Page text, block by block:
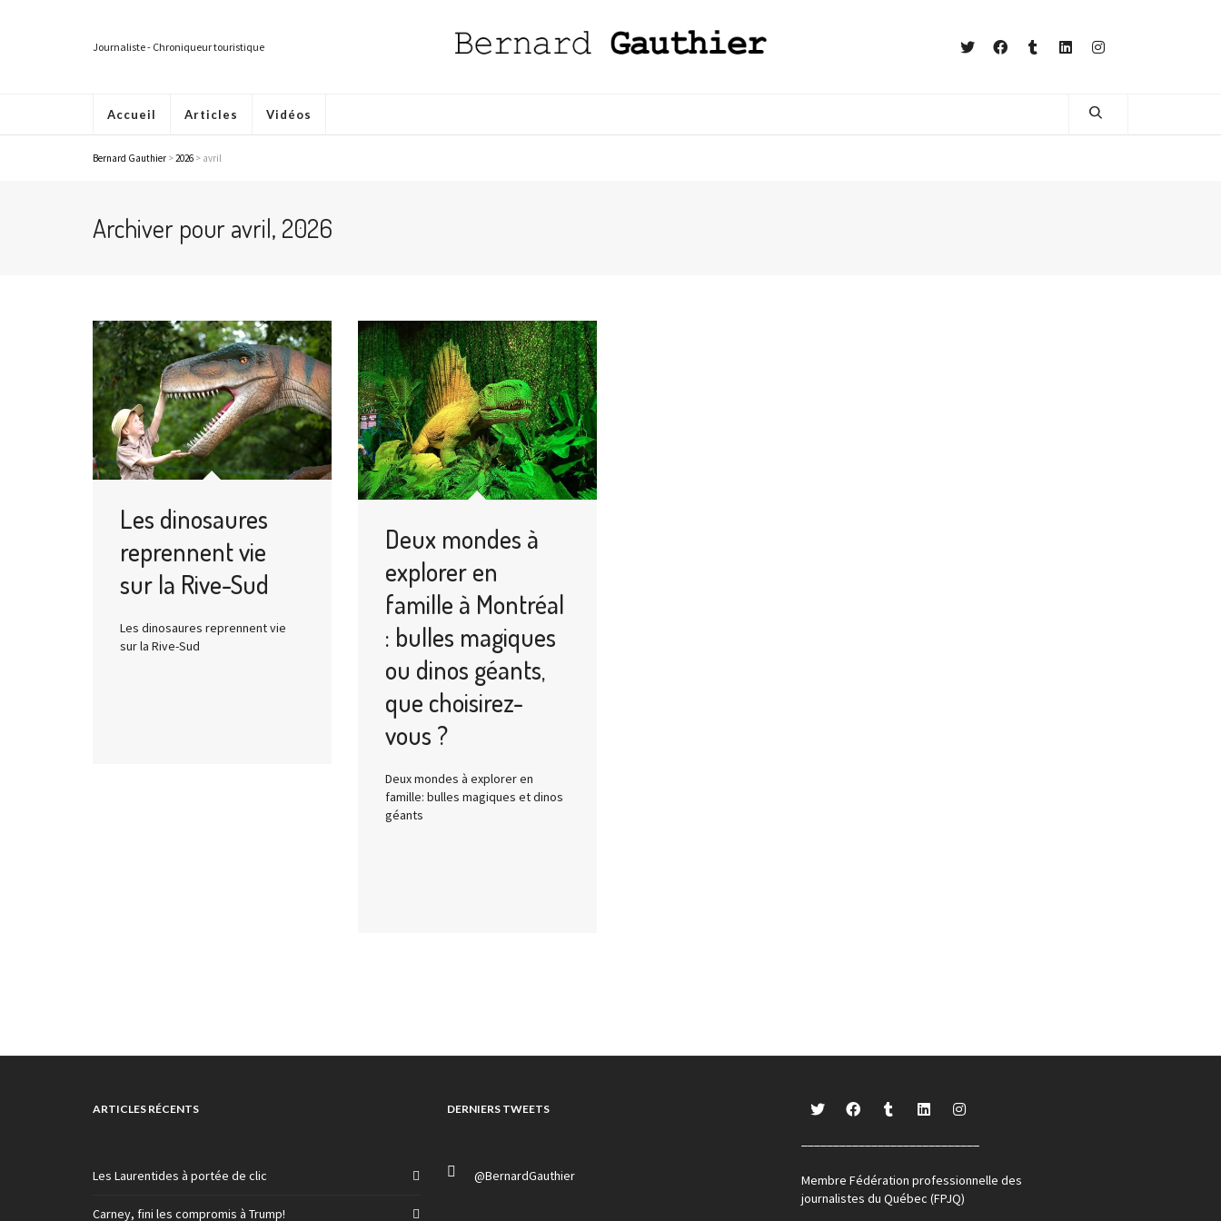
Journaliste - Chroniqueur touristique
Accueil Articles Vidéos
Bernard Gauthier >2026 > avril
Archiver pour avril, 2026
Les dinosaures
reprennent vie
sur la Rive-Sud
Les dinosaures reprennent vie
sur la Rive-Sud
Deux mondes à
explorer en
famille à Montréal
: bulles magiques
ou dinos géants,
que choisirez-
vous ?
Deux mondes à explorer en
famille: bulles magiques et dinos
géants
ARTICLES RÉCENTS
Les Laurentides à portée de clic
Carney, fini les compromis à Trump!
DERNIERS TWEETS
@BernardGauthier
Membre Fédération professionnelle des
journalistes du Québec (FPJQ)